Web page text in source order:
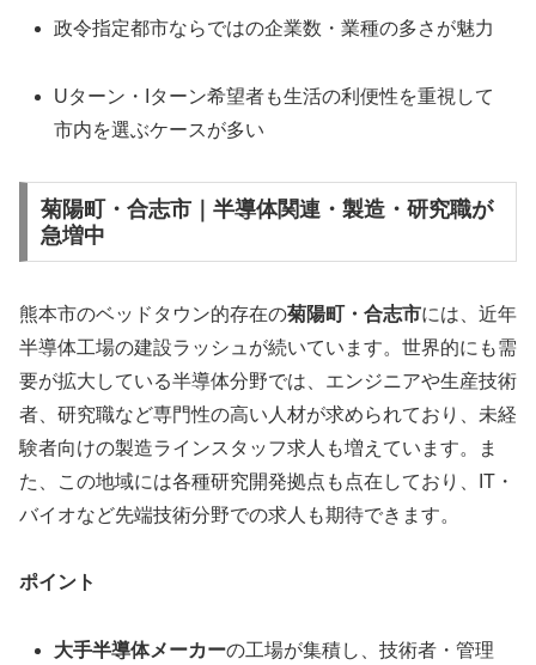
政令指定都市ならではの企業数・業種の多さが魅力
Uターン・Iターン希望者も生活の利便性を重視して
市内を選ぶケースが多い
菊陽町・合志市｜半導体関連・製造・研究職が
急増中
熊本市のベッドタウン的存在の菊陽町・合志市には、近年
半導体工場の建設ラッシュが続いています。世界的にも需
要が拡大している半導体分野では、エンジニアや生産技術
者、研究職など専門性の高い人材が求められており、未経
験者向けの製造ラインスタッフ求人も増えています。ま
た、この地域には各種研究開発拠点も点在しており、IT・
バイオなど先端技術分野での求人も期待できます。
ポイント
大手半導体メーカーの工場が集積し、技術者・管理